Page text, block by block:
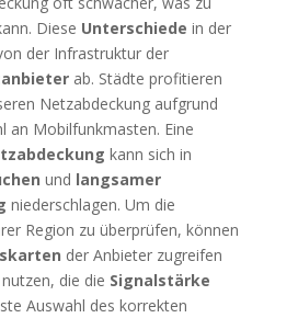
Diese Unterschiede in der
der Infrastruktur der
ab. Städte profitieren
Netzabdeckung aufgrund
an Mobilfunkmasten. Eine
kann sich in
und langsamer
niederschlagen. Um die
Region zu überprüfen, können
der Anbieter zugreifen
nutzen, die die Signalstärke
Auswahl des korrekten